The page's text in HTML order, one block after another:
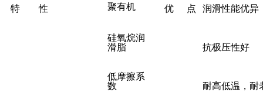
特 性
聚有机
优 点 润滑性能优异
硅氧烷润
滑脂
抗极压性好
低摩擦系
数
耐高低温 ， 耐